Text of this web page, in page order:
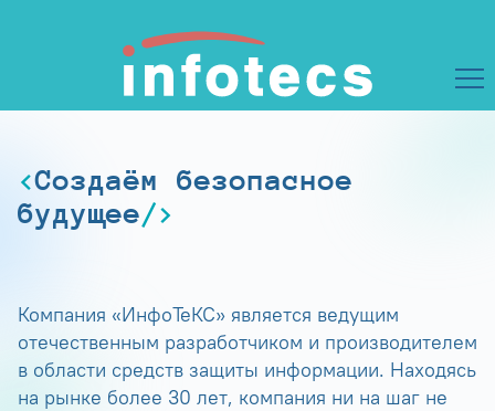
Создаём безопасное
будущее
Компания «ИнфоТеКС» является ведущим
отечественным разработчиком и производителем
в области средств защиты информации. Находясь
на рынке более 30 лет, компания ни на шаг не